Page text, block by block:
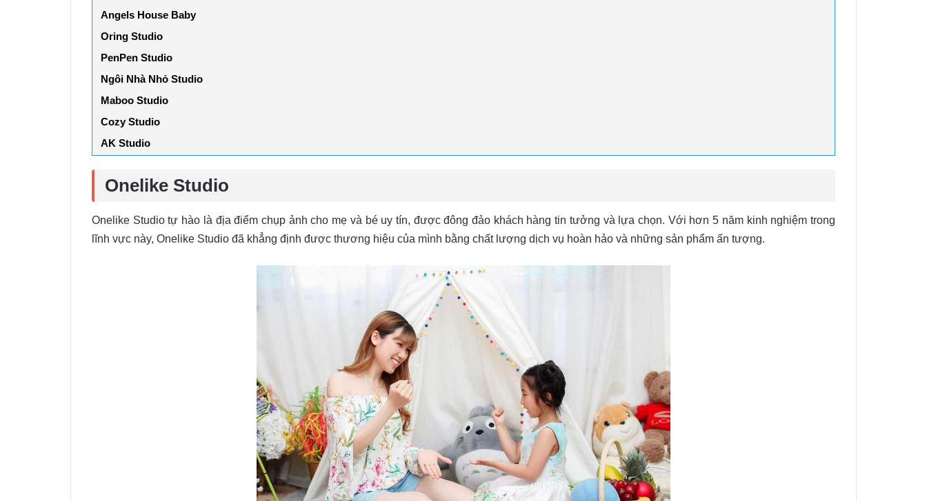
Angels House Baby
Oring Studio
PenPen Studio
Ngôi Nhà Nhỏ Studio
Maboo Studio
Cozy Studio
AK Studio
Onelike Studio
Onelike Studio tự hào là địa điểm chụp ảnh cho mẹ và bé uy tín, được đông đảo khách hàng tin tưởng và lựa chọn. Với hơn 5 năm kinh nghiệm trong
lĩnh vực này, Onelike Studio đã khẳng định được thương hiệu của mình bằng chất lượng dịch vụ hoàn hảo và những sản phẩm ấn tượng.